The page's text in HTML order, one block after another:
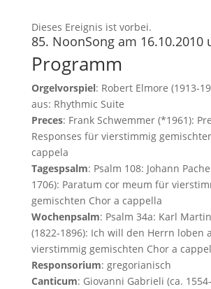
Dieses Ereignis ist vorbei.
85. NoonSong am 16.10.2010
Programm
Orgelvorspiel: Robert Elmore (1913-
aus: Rhythmic Suite
Preces: Frank Schwemmer (*1961):
Responses für vierstimmig
cappela
Tagespsalm: Psalm 108: Johann
1706): Paratum cor meum für
gemischten Chor a cappella
Wochenpsalm: Psalm 34a: Karl
(1822-1896): Ich will den Herrn loben
vierstimmig gemischten Chor a
Responsorium: gregorianisch
Canticum: Giovanni Gabrieli (ca.